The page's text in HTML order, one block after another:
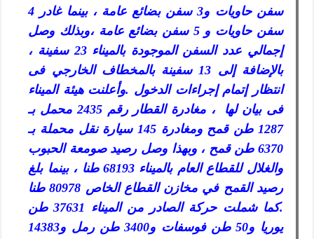
سفن حاويات و3 سفن بضائع عامة ، بينما غادر 4
سفن حاويات و 5 سفن بضائع عامة ،وبذلك وصل
إجمالي عدد السفن الموجودة بالميناء 23 سفينة ،
بالإضافة إلى 13 سفينة بالمخطاف الخارجي فى
انتظار إتمام إجراءات الدخول .وأعلنت هيئة الميناء
فى بيان لها ، مغادرة القطار رقم 2435 محمل بـ
1287 طن قمح ومغادرة 145 سيارة نقل محملة بـ
6370 طن قمح ، وبهذا وصل رصيد صومعة الحبوب
والغلال للقطاع العام بالميناء 68193 طنا ، بينما بلغ
رصيد القمح في مخازن القطاع الخاص 80978 طنا
.كما شملت حركة الصادر من الميناء 37631 طن
يوريا و50 طن فوسفات و3400 طن رمل و14383